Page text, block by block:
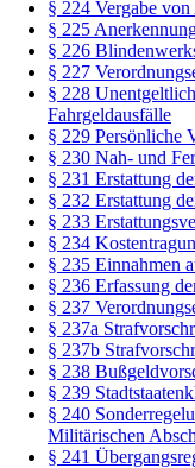
§ 224 Vergabe
§ 225
§ 226
§ 227
§ 228
Fahrgeldausfälle
§ 229 Persönliche
§ 230 Nah- und
§ 231 Erstattung
§ 232 Erstattung
§ 233
§ 234
§ 235 Einnahmen
§ 236 Erfassung
§ 237
§ 237a
§ 237b
§ 238
§ 239
§ 240
Militärischen
§ 241